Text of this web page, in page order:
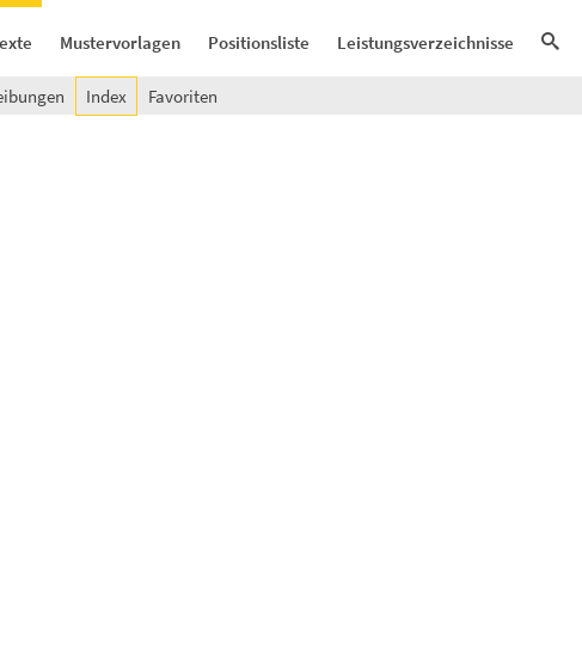
Mustervorlagen Positionsliste Leistungsverzeichnisse
Index Favoriten